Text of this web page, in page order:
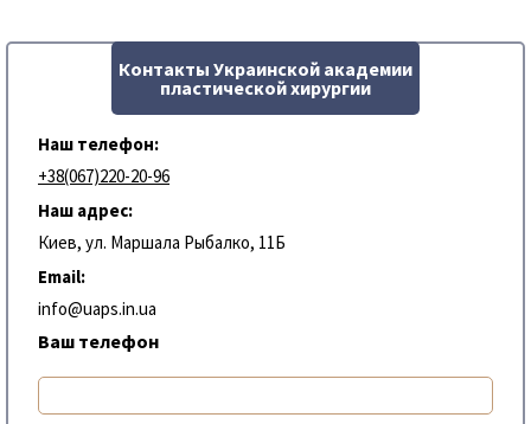
Контакты Украинской академии
пластической хирургии
Наш телефон:
+38(067)220-20-96
Наш адрес:
Киев, ул. Маршала Рыбалко, 11Б
Email:
info@uaps.in.ua
Ваш телефон